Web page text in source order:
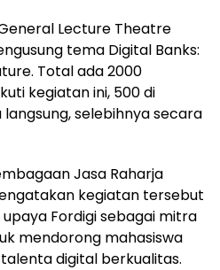
Lecture Theatre
tema Digital Banks:
Total ada 2000
kegiatan ini, 500 di
selebihnya secara
Jasa Raharja
kegiatan tersebut
Fordigi sebagai mitra
mendorong mahasiswa
digital berkualitas.